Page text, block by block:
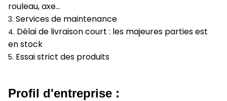
rouleau, axe…
3. Services de maintenance
4. Délai de livraison court : les majeures parties est
en stock
5. Essai strict des produits
Profil d'entreprise :